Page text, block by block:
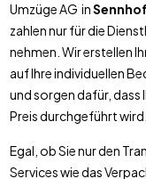
Umzüge AG inSennhof
zahlen nur für die
nehmen. Wir erstellen
auf Ihre individuellen
und sorgen dafür, dass
Preis durchgeführt wird.
Egal, ob Sie nur den
Services wie das